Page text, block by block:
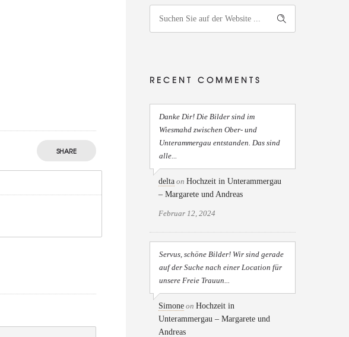
SHARE
RECENT COMMENTS
Danke Dir! Die Bilder sind im
Wiesmahd zwischen Ober- und
Unterammergau entstanden. Das sind
alle...
delta on Hochzeit in Unterammergau
– Margarete und Andreas
Februar 12, 2024
Servus, schöne Bilder! Wir sind gerade
auf der Suche nach einer Location für
unsere Freie Trauun...
Simone on Hochzeit in
Unterammergau – Margarete und
Andreas